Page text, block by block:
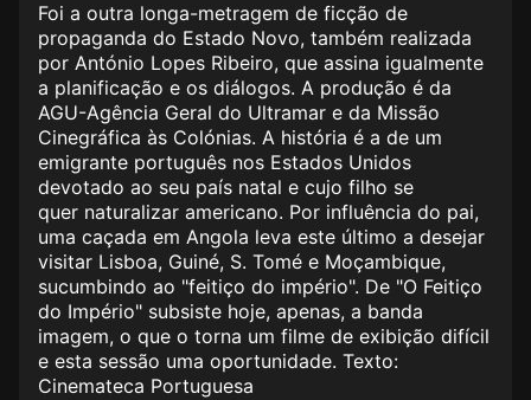
Foi a outra longa-metragem de ficção de
propaganda do Estado Novo, também realizada
por António Lopes Ribeiro, que assina igualmente
a planificação e os diálogos. A produção é da
AGU-Agência Geral do Ultramar e da Missão
Cinegráfica às Colónias. A história é a de um
emigrante português nos Estados Unidos
devotado ao seu país natal e cujo filho se
quer naturalizar americano. Por influência do pai,
uma caçada em Angola leva este último a desejar
visitar Lisboa, Guiné, S. Tomé e Moçambique,
sucumbindo ao "feitiço do império". De "O Feitiço
do Império" subsiste hoje, apenas, a banda
imagem, o que o torna um filme de exibição difícil
e esta sessão uma oportunidade. Texto:
Cinemateca Portuguesa